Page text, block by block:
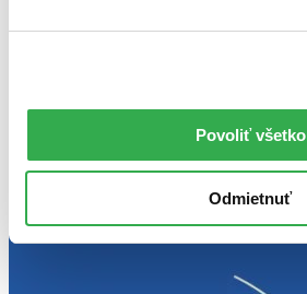
Povoliť všetko
Odmietnuť